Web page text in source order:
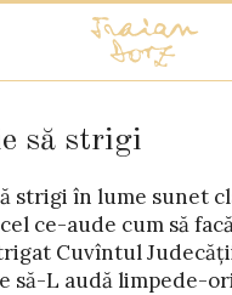
să strigi
strigi în lume sunet
ce-aude cum să
Cuvîntul
să-L audă limpede-